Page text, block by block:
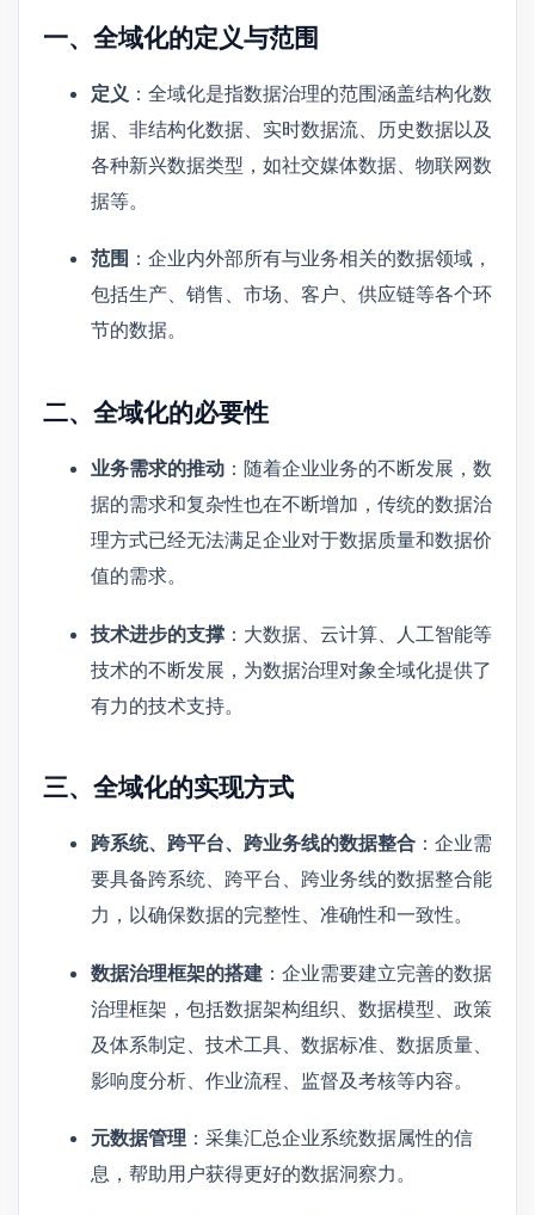
一、全域化的定义与范围
定义 ：全域化是指数据治理的范围涵盖结构化数
据、非结构化数据、实时数据流、历史数据以及
各种新兴数据类型，如社交媒体数据、物联网数
据等。
范围 ：企业内外部所有与业务相关的数据领域，
包括生产、销售、市场、客户、供应链等各个环
节的数据。
二、全域化的必要性
业务需求的推动 ：随着企业业务的不断发展，数
据的需求和复杂性也在不断增加，传统的数据治
理方式已经无法满足企业对于数据质量和数据价
值的需求。
技术进步的支撑 ：大数据、云计算、人工智能等
技术的不断发展，为数据治理对象全域化提供了
有力的技术支持。
三、全域化的实现方式
跨系统、跨平台、跨业务线的数据整合 ：企业需
要具备跨系统、跨平台、跨业务线的数据整合能
力，以确保数据的完整性、准确性和一致性。
数据治理框架的搭建 ：企业需要建立完善的数据
治理框架，包括数据架构组织、数据模型、政策
及体系制定、技术工具、数据标准、数据质量、
影响度分析、作业流程、监督及考核等内容。
元数据管理 ：采集汇总企业系统数据属性的信
息，帮助用户获得更好的数据洞察力。